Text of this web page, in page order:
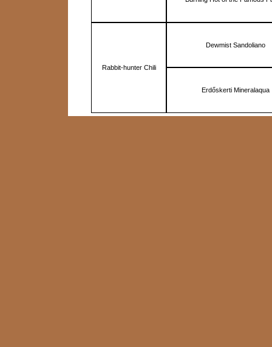
Rabbit-hunter Chili
Dewmist Sandoliano
Erdőskerti Mineralaqua